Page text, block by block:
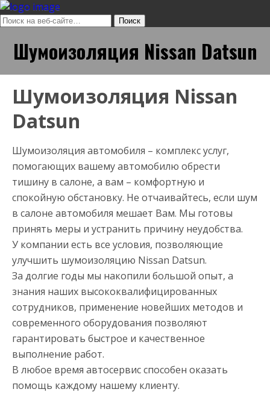
Шумоизоляция Nissan Datsun
Шумоизоляция Nissan
Datsun
Шумоизоляция автомобиля – комплекс услуг,
помогающих вашему автомобилю обрести
тишину в салоне, а вам – комфортную и
спокойную обстановку. Не отчаивайтесь, если шум
в салоне автомобиля мешает Вам. Мы готовы
принять меры и устранить причину неудобства.
У компании есть все условия, позволяющие
улучшить шумоизоляцию Nissan Datsun.
За долгие годы мы накопили большой опыт, а
знания наших высококвалифицированных
сотрудников, применение новейших методов и
современного оборудования позволяют
гарантировать быстрое и качественное
выполнение работ.
В любое время автосервис способен оказать
помощь каждому нашему клиенту.